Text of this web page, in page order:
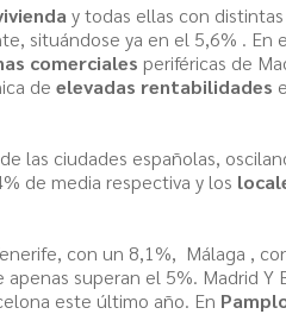
y todas ellas con
situándose ya en el 5,6% . En
comerciales periféricas de
de elevadas rentabilidades
las ciudades españolas,
de media respectiva y los
con un 8,1%, Málaga ,
superan el 5%. Madrid Y
este último año. En